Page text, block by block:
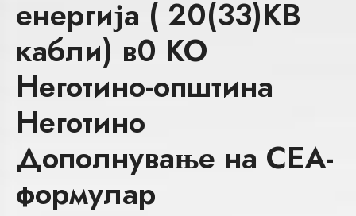
енергија ( 20(33)КВ
кабли) в0 КО
Неготино-општина
Неготино
Дополнување на СЕА-
формулар